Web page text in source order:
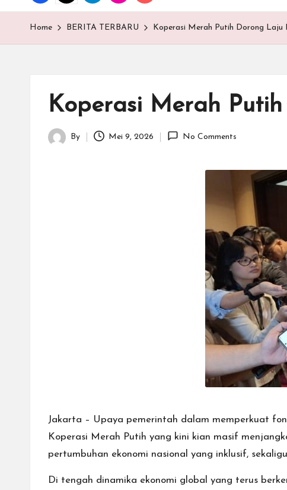
E
M
Home BERITA TERBARU Koperasi Merah Putih Dorong Laju
Koperasi Merah
Posted
By Mei 9, 2026 No Comments
Jakarta – Upaya pemerintah dalam memperkuat
Koperasi Merah Putih yang kini kian masif
pertumbuhan ekonomi nasional yang inklusif,
Di tengah dinamika ekonomi global yang terus